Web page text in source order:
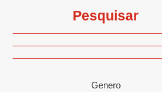
Pesquisar
Genero